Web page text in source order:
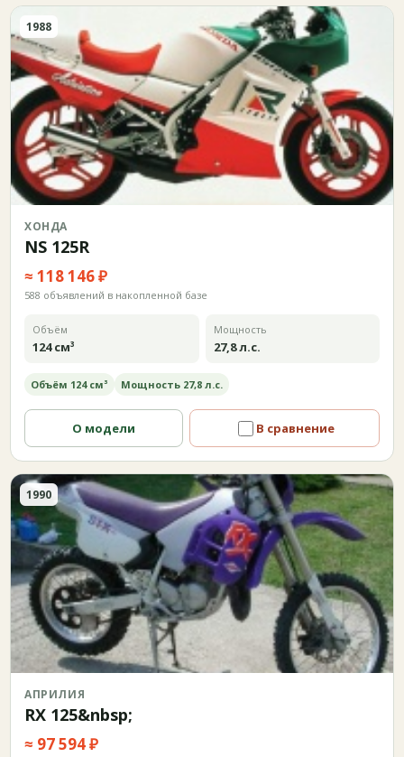
1988
ХОНДА
NS 125R
≈ 118 146 ₽
588 объявлений в накопленной базе
Объём
124 см³
Мощность
27,8 л.с.
Объём 124 см³ Мощность 27,8 л.с.
О модели В сравнение
1990
АПРИЛИЯ
RX 125&nbsp;
≈ 97 594 ₽